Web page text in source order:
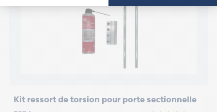
Kit ressort de torsion pour porte sectionnelle